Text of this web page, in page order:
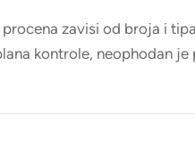
procena zavisi od broja i
kontrole, neophodan je